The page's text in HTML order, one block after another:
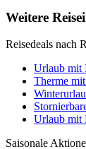
Weitere
Reisedeals nach
Urlaub mit
Therme
Urlaub mit
Saisonale